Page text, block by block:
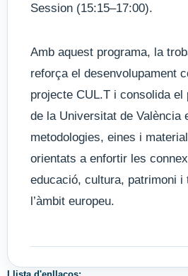
Session (15:15–17:00).
Amb aquest programa, la
reforça el desenvolupament
projecte CUL.T i consolida el
de la Universitat de València
metodologies, eines i
orientats a enfortir les
educació, cultura, patrimoni i
l’àmbit europeu.